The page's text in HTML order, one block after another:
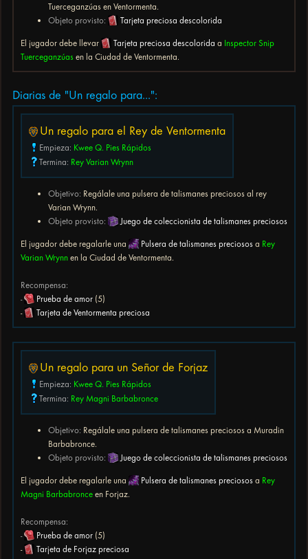
Tuerceganzúas en Ventormenta.
Objeto provisto:
Tarjeta preciosa descolorida
El jugador debe llevar Tarjeta preciosa descolorida a Inspector Snip
Tuerceganzúas en la Ciudad de Ventormenta.
Diarias de "Un regalo para...":
Un regalo para el Rey de Ventormenta
Empieza: Kwee Q. Pies Rápidos
Termina: Rey Varian Wrynn
Objetivo: Regálale una pulsera de talismanes preciosos al rey
Varian Wrynn.
Objeto provisto:
Juego de coleccionista de talismanes preciosos
El jugador debe regalarle una Pulsera de talismanes preciosos a Rey
Varian Wrynn en la Ciudad de Ventormenta.
Recompensa:
-
Prueba de amor (5)
-
Tarjeta de Ventormenta preciosa
Un regalo para un Señor de Forjaz
Empieza: Kwee Q. Pies Rápidos
Termina: Rey Magni Barbabronce
Objetivo: Regálale una pulsera de talismanes preciosos a Muradin
Barbabronce.
Objeto provisto:
Juego de coleccionista de talismanes preciosos
El jugador debe regalarle una Pulsera de talismanes preciosos a Rey
Magni Barbabronce en Forjaz.
Recompensa:
-
Prueba de amor (5)
-
Tarjeta de Forjaz preciosa